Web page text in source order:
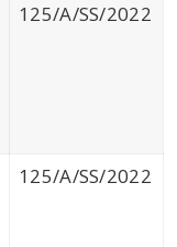
125/A/SS/2022
125/A/SS/2022